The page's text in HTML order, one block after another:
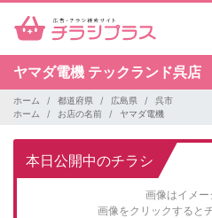
ヤマダ電機 テックランド呉店
ホーム 都道府県 広島県
呉市
ホーム
お店の名前 ヤマダ電機
本日公開中のチラシ
画像はイメー
画像をクリックすると